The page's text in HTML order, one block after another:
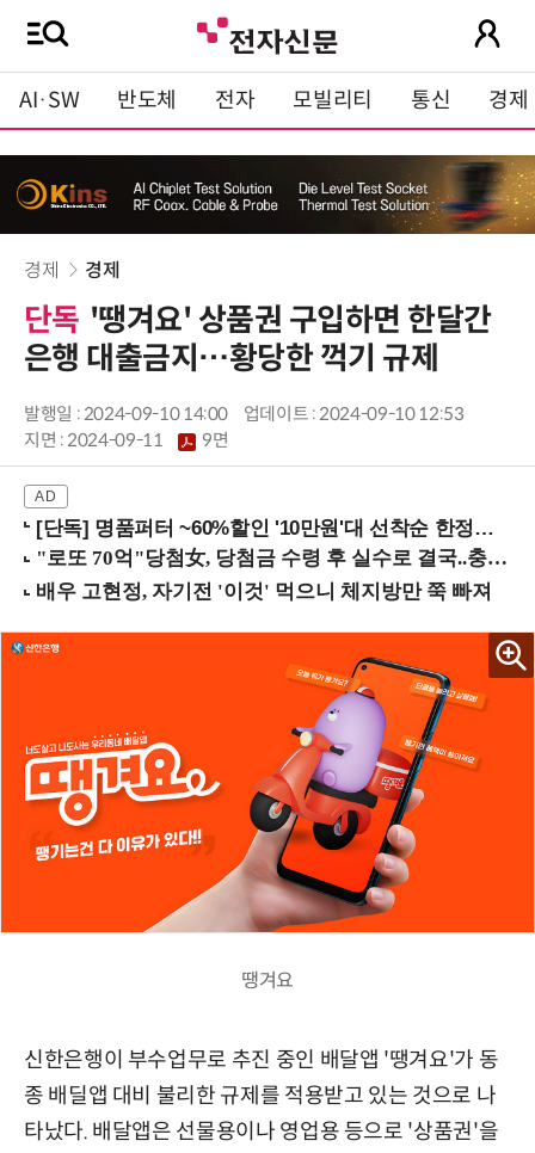
AI·SW 반도체 전자 모빌리티 통신 경제
경제 경제
단독 '땡겨요' 상품권 구입하면 한달간
은행 대출금지…황당한 꺽기 규제
발행일 : 2024-09-10 14:00
업데이트 : 2024-09-10 12:53
지면 :2024-09-11 9면
[단독] 명품퍼터 ~60%할인 '10만원'대 선착순 한정판매!
땡겨요
신한은행이 부수업무로 추진 중인 배달앱 '땡겨요'가 동
종 배딜앱 대비 불리한 규제를 적용받고 있는 것으로 나
타났다. 배달앱은 선물용이나 영업용 등으로 '상품권'을